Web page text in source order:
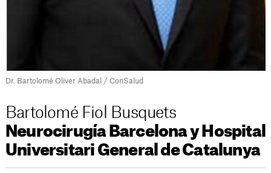
Dr. Bartolomé Oliver Abadal / ConSalud
Bartolomé Fiol Busquets
Neurocirugía Barcelona y Hospital
Universitari General de Catalunya